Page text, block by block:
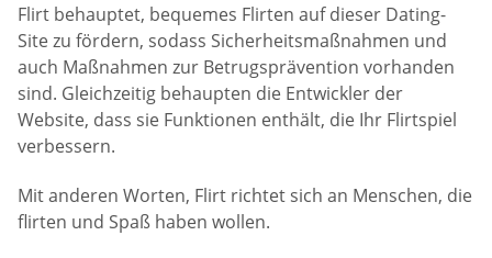
Flirt behauptet, bequemes Flirten auf dieser Dating-
Site zu fördern, sodass Sicherheitsmaßnahmen und
auch Maßnahmen zur Betrugsprävention vorhanden
sind. Gleichzeitig behaupten die Entwickler der
Website, dass sie Funktionen enthält, die Ihr Flirtspiel
verbessern.
Mit anderen Worten, Flirt richtet sich an Menschen, die
flirten und Spaß haben wollen.